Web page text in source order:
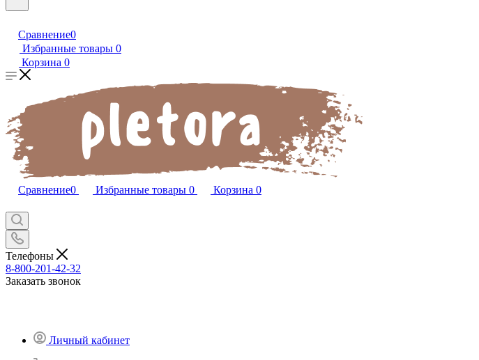
Сравнение0
Избранные товары 0
Корзина 0
Сравнение0 Избранные товары 0 Корзина 0
Телефоны
8-800-201-42-32
Заказать звонок
Личный кабинет